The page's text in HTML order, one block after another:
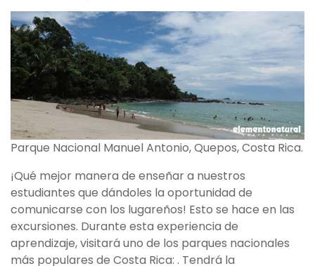
Parque Nacional Manuel Antonio, Quepos, Costa Rica.
¡Qué mejor manera de enseñar a nuestros
estudiantes que dándoles la oportunidad de
comunicarse con los lugareños! Esto se hace en las
excursiones. Durante esta experiencia de
aprendizaje, visitará uno de los parques nacionales
más populares de Costa Rica: . Tendrá la